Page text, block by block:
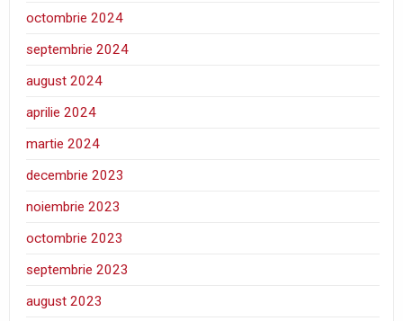
octombrie 2024
septembrie 2024
august 2024
aprilie 2024
martie 2024
decembrie 2023
noiembrie 2023
octombrie 2023
septembrie 2023
august 2023